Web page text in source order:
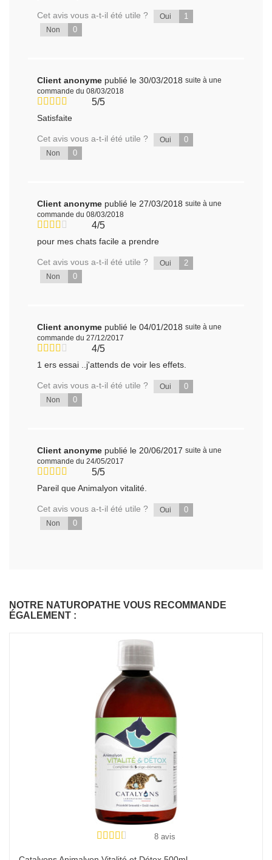
Cet avis vous a-t-il été utile ? Oui 1
Non 0
Client anonyme publié le 30/03/2018 suite à une
commande du 08/03/2018
5/5
Satisfaite
Cet avis vous a-t-il été utile ? Oui 0
Non 0
Client anonyme publié le 27/03/2018 suite à une
commande du 08/03/2018
4/5
pour mes chats facile a prendre
Cet avis vous a-t-il été utile ? Oui 2
Non 0
Client anonyme publié le 04/01/2018 suite à une
commande du 27/12/2017
4/5
1 ers essai ..j'attends de voir les effets.
Cet avis vous a-t-il été utile ? Oui 0
Non 0
Client anonyme publié le 20/06/2017 suite à une
commande du 24/05/2017
5/5
Pareil que Animalyon vitalité.
Cet avis vous a-t-il été utile ? Oui 0
Non 0
NOTRE NATUROPATHE VOUS RECOMMANDE
ÉGALEMENT :
8 avis